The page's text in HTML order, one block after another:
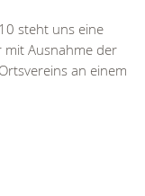
steht uns eine
Ausnahme der
an einem